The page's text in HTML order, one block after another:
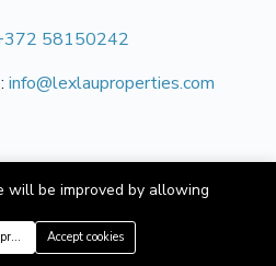
58150242
info@lexlauproperties.com
Kevira OÜ
+372 58150242
will be improved by allowing
Accept cookies